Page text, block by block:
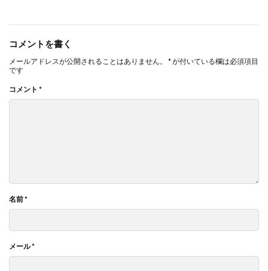
コメントを書く
メールアドレスが公開されることはありません。 *が付いている欄は必須項目
です
コメント *
名前*
メール*